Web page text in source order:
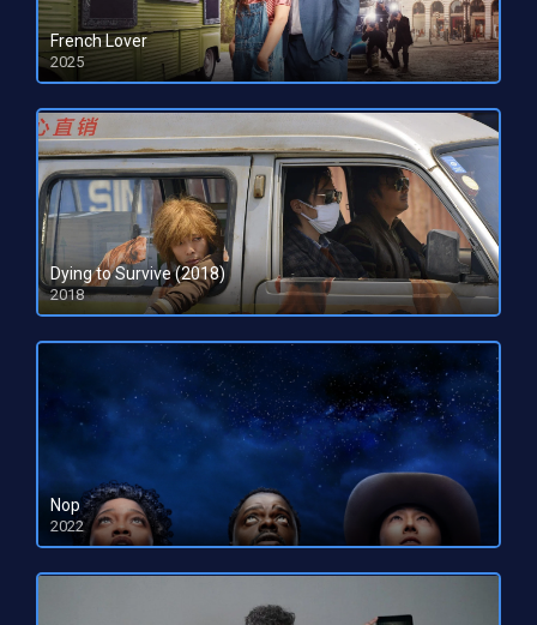
French Lover
2025
HD 1080pHD 720p
Dying to Survive (2018)
2018
HD 720p
Nop
2022
HD 1080pHD 720p